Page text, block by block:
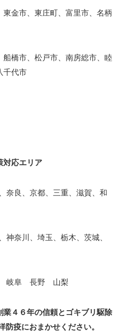
金市、東庄町、富里市、名柄
橋市、松戸市、南房総市、睦
千代市
対応エリア
奈良、京都、三重、滋賀、和
奈川、埼玉、栃木、茨城、
岐阜 長野 山梨
業４６年の信頼とゴキブリ駆除
疫におまかせください。